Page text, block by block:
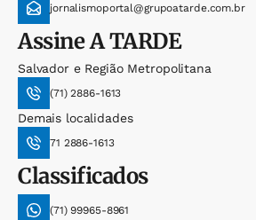
jornalismoportal@grupoatarde.com.br
AssineA TARDE
Salvador e Região Metropolitana
(71) 2886-1613
Demais localidades
71 2886-1613
Classificados
(71) 99965-8961